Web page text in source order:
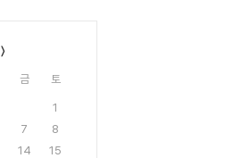
금 토
1
7
8
14
15